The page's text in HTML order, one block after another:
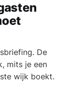
De
mits je een
wijk boekt.